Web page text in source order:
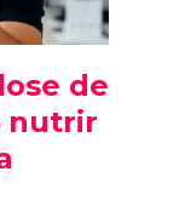
de
nutrir